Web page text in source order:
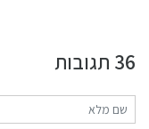
36 תגובות